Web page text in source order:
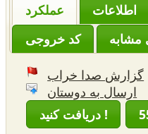
عملکرد
کد خروجی‌
مشابه
گزارش صدا خراب
ارسال به دوستان
دریافت کنید !